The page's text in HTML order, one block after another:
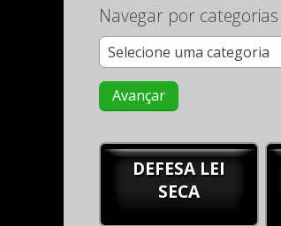
Navegar por categorias
DEFESA LEI
SECA